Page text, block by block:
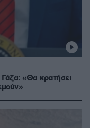
«Θα κρατήσει